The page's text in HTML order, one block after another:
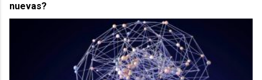
nuevas?